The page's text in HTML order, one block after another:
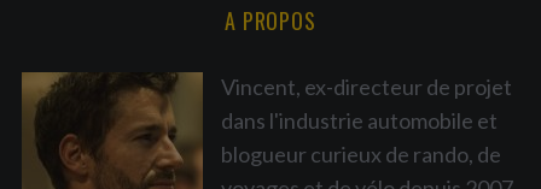
A PROPOS
Vincent, ex-directeur de projet
dans l'industrie automobile et
blogueur curieux de rando, de